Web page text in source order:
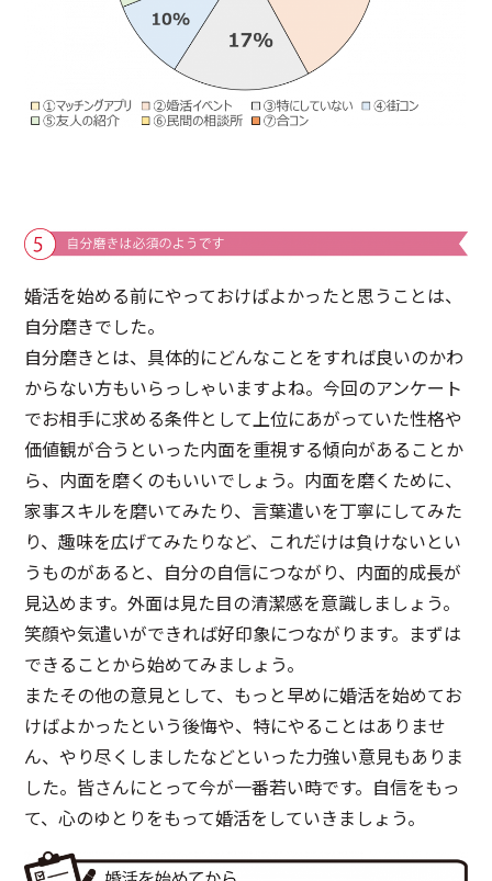
婚活を始める前にやっておけばよかったと思うことは、
自分磨きでした。
自分磨きとは、具体的にどんなことをすれば良いのかわ
からない方もいらっしゃいますよね。今回のアンケート
でお相手に求める条件として上位にあがっていた性格や
価値観が合うといった内面を重視する傾向があることか
ら、内面を磨くのもいいでしょう。内面を磨くために、
家事スキルを磨いてみたり、言葉遣いを丁寧にしてみた
り、趣味を広げてみたりなど、これだけは負けないとい
うものがあると、自分の自信につながり、内面的成長が
見込めます。外面は見た目の清潔感を意識しましょう。
笑顔や気遣いができれば好印象につながります。まずは
できることから始めてみましょう。
またその他の意見として、もっと早めに婚活を始めてお
けばよかったという後悔や、特にやることはありませ
ん、やり尽くしましたなどといった力強い意見もありま
した。皆さんにとって今が一番若い時です。自信をもっ
て、心のゆとりをもって婚活をしていきましょう。